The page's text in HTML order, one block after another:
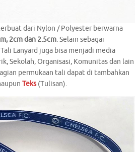
dari Nylon / Polyester berwarna
2cm dan 2.5cm. Selain sebagai
Lanyard juga bisa menjadi media
Sekolah, Organisasi, Komunitas dan lain
permukaan tali dapat di tambahkan
Teks(Tulisan).